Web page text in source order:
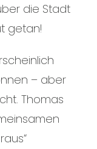
die Stadt
getan!
– aber
Thomas